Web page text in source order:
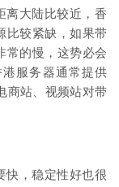
离大陆比较近，香
比较紧缺，如果带
常的慢，这势必会
服务器通常提供
商站、视频站对带
快，稳定性好也很